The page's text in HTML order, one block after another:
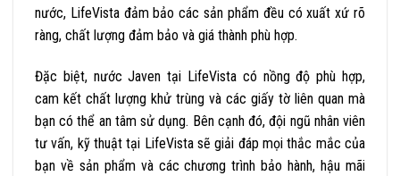
nước, LifeVista đảm bảo các sản phẩm đều có xuất xứ rõ
ràng, chất lượng đảm bảo và giá thành phù hợp.
Đặc biệt, nước Javen tại LifeVista có nồng độ phù hợp,
cam kết chất lượng khử trùng và các giấy tờ liên quan mà
bạn có thể an tâm sử dụng. Bên cạnh đó, đội ngũ nhân viên
tư vấn, kỹ thuật tại LifeVista sẽ giải đáp mọi thắc mắc của
bạn về sản phẩm và các chương trình bảo hành, hậu mãi